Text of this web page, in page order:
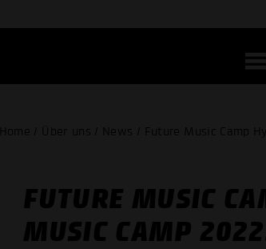
Home / Über uns / News / Future Music Camp
FUTURE MUSIC
MUSIC CAMP